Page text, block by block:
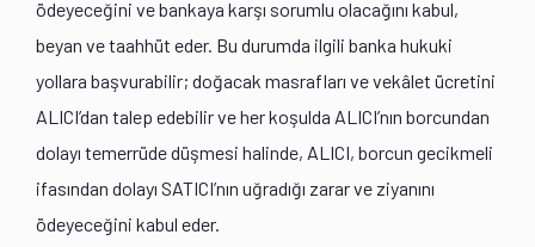
ödeyeceğini ve bankaya karşı sorumlu olacağını kabul,
beyan ve taahhüt eder. Bu durumda ilgili banka hukuki
yollara başvurabilir; doğacak masrafları ve vekâlet ücretini
ALICI’dan talep edebilir ve her koşulda ALICI’nın borcundan
dolayı temerrüde düşmesi halinde, ALICI, borcun gecikmeli
ifasından dolayı SATICI’nın uğradığı zarar ve ziyanını
ödeyeceğini kabul eder.